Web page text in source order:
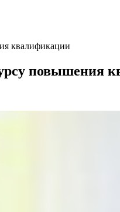
квалификации
повышения